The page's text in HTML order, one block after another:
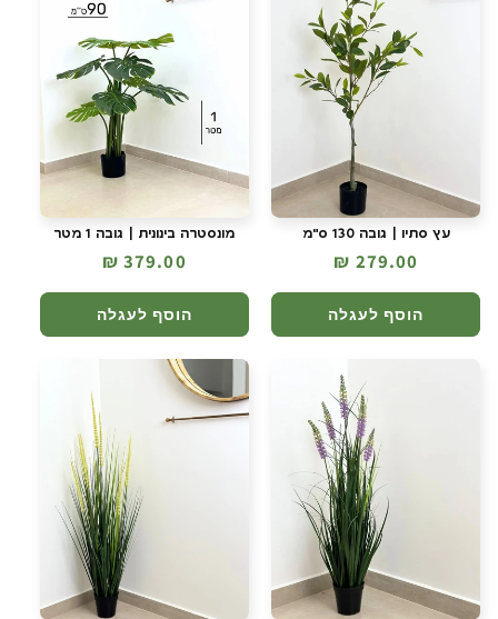
עץ סתיו | גובה 130 ס"מ
מחיר
רגיל
279.00 ₪
הוסף לעגלה
מונסטרה בינונית | גובה 1 מטר
מחיר
רגיל
379.00 ₪
הוסף לעגלה